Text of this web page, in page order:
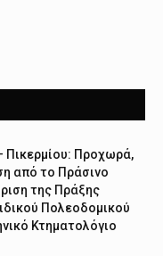
Προχωρά,
από το Πράσινο
της Πράξης
Πολεοδομικού
Κτηματολόγιο